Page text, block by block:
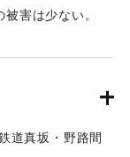
害は少ない。
道真坂・野路間